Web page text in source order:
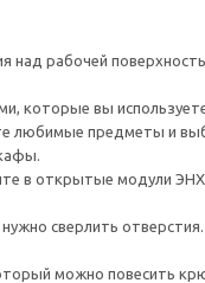
над рабочей
которые вы
любимые предметы и
в открытые модули
сверлить
можно повесить